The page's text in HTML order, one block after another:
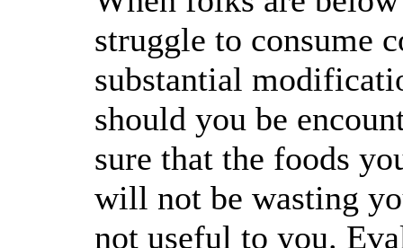
struggle to consume
substantial
should you be
sure that the foods
will not be wasting
not useful to you.